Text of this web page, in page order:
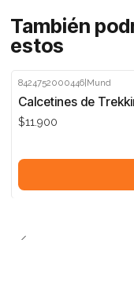
También
estos
8424752000446 Mund
Calcetines de
$11.900